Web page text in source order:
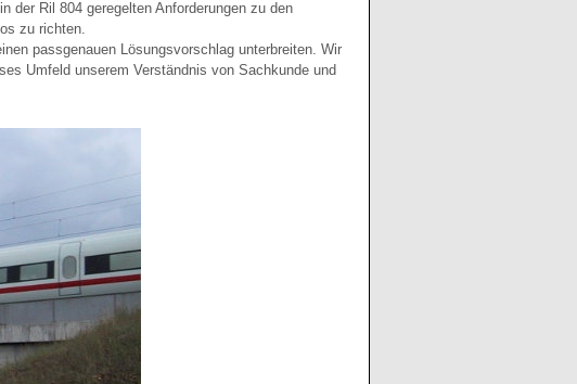
der Ril 804 geregelten Anforderungen zu den
zu richten.
passgenauen Lösungsvorschlag unterbreiten. Wir
Umfeld unserem Verständnis von Sachkunde und